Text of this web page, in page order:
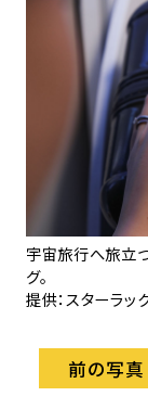
宇宙旅行へ旅立
グ。
提供：スターラッ
前の写真